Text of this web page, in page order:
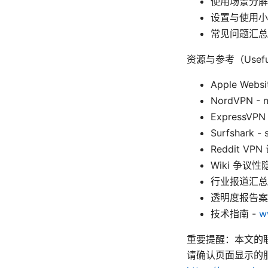
设置与使用
常见问题汇
资源与参考（
Apple
NordVPN -
Surfshark -
Reddit VPN
Wiki 争议性
行业报道汇
透明度报告
技术指南 -
重要提醒：本文的
请确认页面显示的